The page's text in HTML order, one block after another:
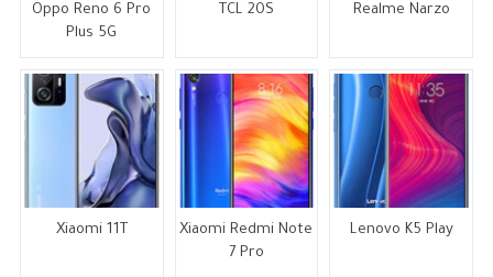
Oppo Reno 6 Pro
Plus 5G
TCL 20S Realme Narzo
Xiaomi 11T
Xiaomi Redmi Note
7 Pro
Lenovo K5 Play